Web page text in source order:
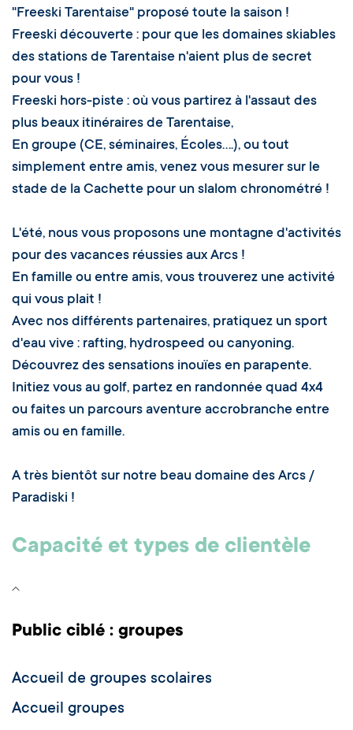
"Freeski Tarentaise" proposé toute la saison !
Freeski découverte : pour que les domaines skiables
des stations de Tarentaise n'aient plus de secret
pour vous !
Freeski hors-piste : où vous partirez à l'assaut des
plus beaux itinéraires de Tarentaise,
En groupe (CE, séminaires, Écoles....), ou tout
simplement entre amis, venez vous mesurer sur le
stade de la Cachette pour un slalom chronométré !
L'été, nous vous proposons une montagne d'activités
pour des vacances réussies aux Arcs !
En famille ou entre amis, vous trouverez une activité
qui vous plait !
Avec nos différents partenaires, pratiquez un sport
d'eau vive : rafting, hydrospeed ou canyoning.
Découvrez des sensations inouïes en parapente.
Initiez vous au golf, partez en randonnée quad 4x4
ou faites un parcours aventure accrobranche entre
amis ou en famille.
A très bientôt sur notre beau domaine des Arcs /
Paradiski !
Capacité et types de clientèle
Public ciblé : groupes
Accueil de groupes scolaires
Accueil groupes